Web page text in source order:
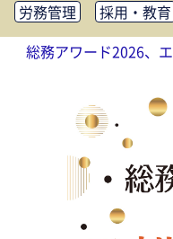
労務管理 採用・教育
健康経営
働き方改革
法務・コンプライアン
リスクマネジメント・
社外・社内広報
社外・社内コミュニケ
FM・オフィス移転
テクノロジー活用・DX
助成金・補助金・コス
アウトソーシング・BPO
総務アワード2026、